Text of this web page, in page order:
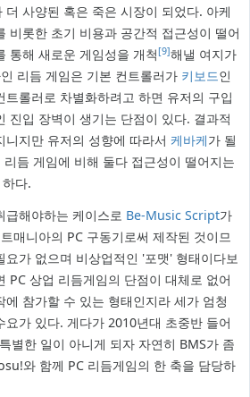
사양된 혹은 죽은 시장이 되었다. 아케
비롯한 초기 비용과 공간적 접근성이 떨어
통해 새로운 게임성을 개척[9]해낼 여지가
리듬 게임은 기본 컨트롤러가 키보드인
트롤러로 차별화하려고 하면 유저의 구입
진입 장벽이 생기는 단점이 있다. 결과적
지만 유저의 성향에 따라서 케바케가 될
듬 게임에 비해 둘다 접근성이 떨어지는
다.
급해야하는 케이스로 Be-Music Script가
매니아의 PC 구동기로써 제작된 것이므
요가 없으며 비상업적인 '포맷' 형태이다보
PC 상업 리듬게임의 단점이 대체로 없어
참가할 수 있는 형태인지라 세가 엄청
요가 있다. 게다가 2010년대 초중반 들어
별한 일이 아니게 되자 자연히 BMS가 좀
와 함께 PC 리듬게임의 한 축을 담당하